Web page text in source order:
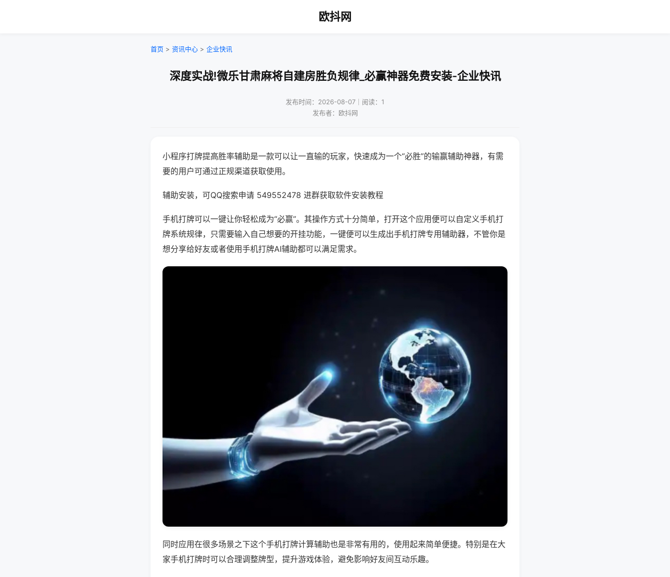
欧抖网
首页 > 资讯中心 > 企业快讯
深度实战!微乐甘肃麻将自建房胜负规律_必赢神器免费安装-企业快讯
发布时间：2026-08-07｜阅读：1
发布者：欧抖网
小程序打牌提高胜率辅助是一款可以让一直输的玩家，快速成为一个“必胜”的输赢辅助神器，有需
要的用户可通过正规渠道获取使用。
辅助安装，可QQ搜索申请 549552478 进群获取软件安装教程
手机打牌可以一键让你轻松成为“必赢”。其操作方式十分简单，打开这个应用便可以自定义手机打
牌系统规律，只需要输入自己想要的开挂功能，一键便可以生成出手机打牌专用辅助器，不管你是
想分享给好友或者使用手机打牌AI辅助都可以满足需求。
同时应用在很多场景之下这个手机打牌计算辅助也是非常有用的，使用起来简单便捷。特别是在大
家手机打牌时可以合理调整牌型，提升游戏体验，避免影响好友间互动乐趣。